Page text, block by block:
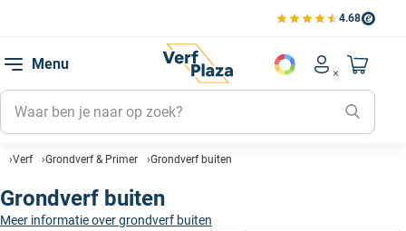
4.68
Bekijk de verfplaza
Menu
Account
Mijn
Mijn
Mijn
Naar
Verf Grondverf & Primer Grondverf buiten
Grondverf buiten
Meer informatie over grondverf buiten